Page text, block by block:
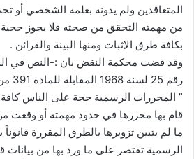
المتعاقدين ولم يدونه بعلمه الشخصي
من مهمته التحقق من صحته فلا يجوز
بكافة طرق الإثبات ومنها البينة والقرائن .
رقم
” المحررات الرسمية حجة على الناس كافة
قام بها محررها في حدود مهمته أو
ما لم يتبين تزويرها بالطرق المقررة
الرسمية تقتصر على ما ورد بها من بيانات